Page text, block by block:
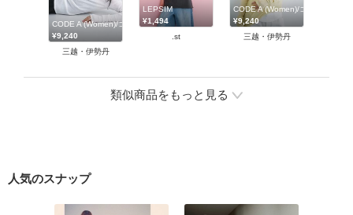
LEPSIM
¥1,494
.st
CODE A (Women)/コードエー
¥9,240
三越・伊勢丹
CODE A (Women)/コードエー
¥9,240
三越・伊勢丹
類似商品をもっと見る
人気のスナップ